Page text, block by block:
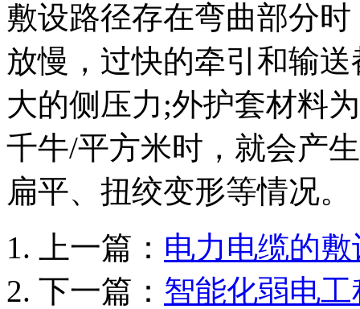
敷设路径存在弯曲部分
放慢，过快的牵引和输
大的侧压力;外护套材料
千牛/平方米时，就会产
扁平、扭绞变形等情况。
上一篇： 电力电缆的
下一篇： 智能化弱电